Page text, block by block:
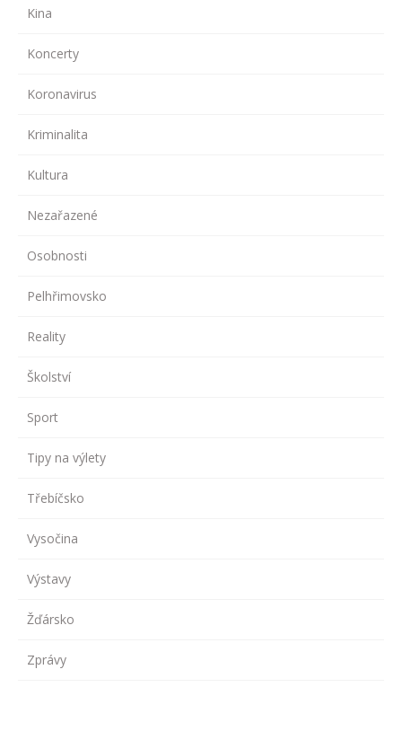
Kina
Koncerty
Koronavirus
Kriminalita
Kultura
Nezařazené
Osobnosti
Pelhřimovsko
Reality
Školství
Sport
Tipy na výlety
Třebíčsko
Vysočina
Výstavy
Žďársko
Zprávy